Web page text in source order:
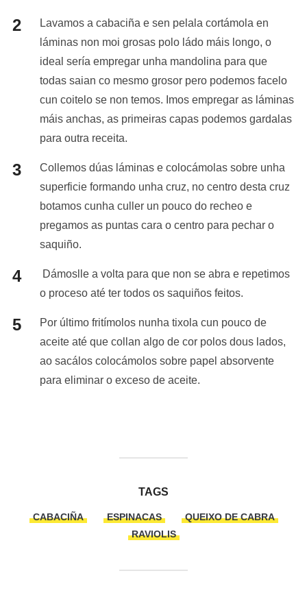
Lavamos a cabaciña e sen pelala cortámola en
láminas non moi grosas polo ládo máis longo, o
ideal sería empregar unha mandolina para que
todas saian co mesmo grosor pero podemos facelo
cun coitelo se non temos. Imos empregar as láminas
máis anchas, as primeiras capas podemos gardalas
para outra receita.
Collemos dúas láminas e colocámolas sobre unha
superficie formando unha cruz, no centro desta cruz
botamos cunha culler un pouco do recheo e
pregamos as puntas cara o centro para pechar o
saquiño.
Dámoslle a volta para que non se abra e repetimos
o proceso até ter todos os saquiños feitos.
Por último fritímolos nunha tixola cun pouco de
aceite até que collan algo de cor polos dous lados,
ao sacálos colocámolos sobre papel absorvente
para eliminar o exceso de aceite.
TAGS
CABACIÑA ESPINACAS
QUEIXO DE CABRA
RAVIOLIS